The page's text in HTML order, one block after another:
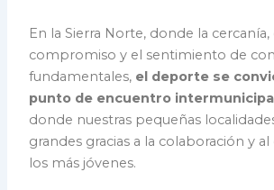
En la Sierra Norte, donde la cercanía,
compromiso y el sentimiento de
fundamentales, el deporte se
punto de encuentro
donde nuestras pequeñas
grandes gracias a la colaboración y
los más jóvenes.